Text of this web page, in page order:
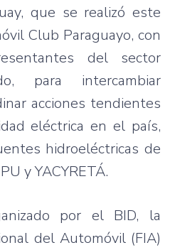
que se realizó este
Club Paraguayo, con
del sector
para intercambiar
acciones tendientes
eléctrica en el país,
hidroeléctricas de
y YACYRETÁ.
por el BID, la
del Automóvil (FIA)